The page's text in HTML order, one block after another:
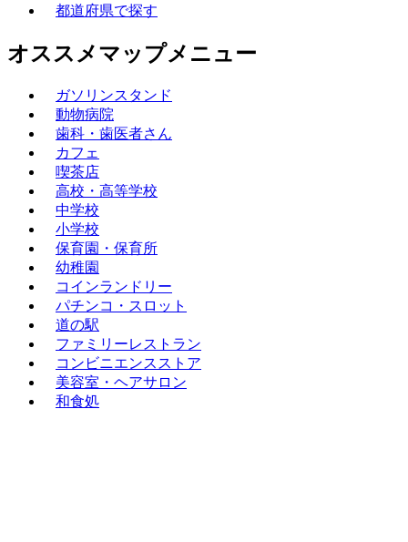
都道府県で探す
オススメマップメニュー
ガソリンスタンド
動物病院
歯科・歯医者さん
カフェ
喫茶店
高校・高等学校
中学校
小学校
保育園・保育所
幼稚園
コインランドリー
パチンコ・スロット
道の駅
ファミリーレストラン
コンビニエンスストア
美容室・ヘアサロン
和食処